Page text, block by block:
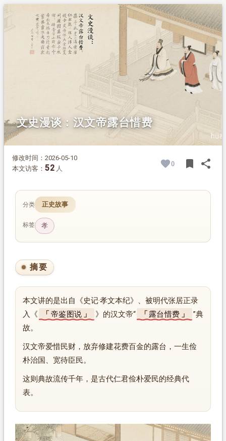
2.1. 典故原文
2.2.
白话今译
文史漫谈：汉文帝露台惜费
修改时间：2026-05-10
本文访客： 52 人
0 bookmark share
分类 正史故事
标签 孝
摘要
本文讲的是出自《史记·孝文本纪》、被明代张居正录
入《
帝鉴图说 》的汉文帝“ 露台惜费
”典
故。
汉文帝爱惜民财，放弃修建花费百金的露台，一生俭
朴治国、宽待臣民。
这则典故流传千年，是古代仁君俭朴爱民的经典代
表。